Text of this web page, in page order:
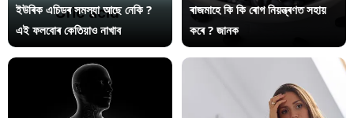
ইউৰিক এচিডৰ সমস্যা আছে নেকি ?
এই ফলবোৰ কেতিয়াও নাখাব
ৰাজমাহে কি কি ৰোগ নিয়ন্ত্ৰণত সহায়
কৰে ? জানক